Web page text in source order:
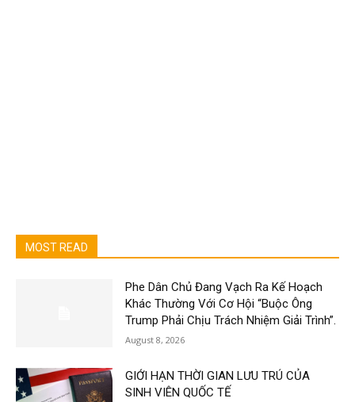
MOST READ
Phe Dân Chủ Đang Vạch Ra Kế Hoạch
Khác Thường Với Cơ Hội “Buộc Ông
Trump Phải Chịu Trách Nhiệm Giải Trình”.
August 8, 2026
GIỚI HẠN THỜI GIAN LƯU TRÚ CỦA
SINH VIÊN QUỐC TẾ